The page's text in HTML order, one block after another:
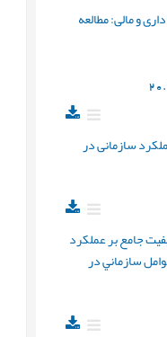
و مالی: مطالعه
سازمانی در
جامع بر عملکرد
سازماني در